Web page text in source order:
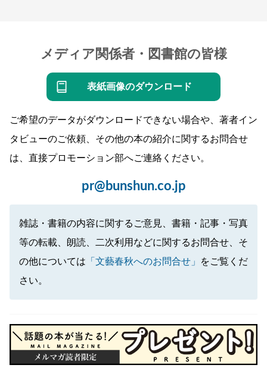
メディア関係者・図書館の皆様
表紙画像のダウンロード
ご希望のデータがダウンロードできない場合や、著者イン
タビューのご依頼、その他の本の紹介に関するお問合せ
は、直接プロモーション部へご連絡ください。
pr@bunshun.co.jp
雑誌・書籍の内容に関するご意見、書籍・記事・写真
等の転載、朗読、二次利用などに関するお問合せ、そ
の他については 「文藝春秋へのお問合せ」
をご覧くだ
さい。